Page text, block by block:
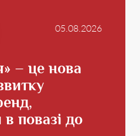
05.08.2026
– це нова
повазі до